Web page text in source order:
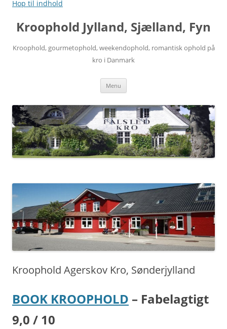
Hop til indhold
Kroophold Jylland, Sjælland, Fyn
Kroophold, gourmetophold, weekendophold, romantisk ophold på
kro i Danmark
Menu
Kroophold Agerskov Kro, Sønderjylland
BOOK KROOPHOLD – Fabelagtigt
9,0 / 10